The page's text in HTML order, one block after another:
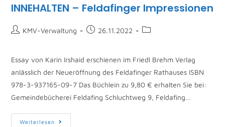
INNEHALTEN – Feldafinger Impressionen
KMV-Verwaltung 26.11.2022
Essay von Karin Irshaid erschienen im Friedl Brehm Verlag
anlässlich der Neueröffnung des Feldafinger Rathauses ISBN
978-3-937165-09-7 Das Büchlein zu 9,80 € erhalten Sie bei:
Gemeindebücherei Feldafing Schluchtweg 9, Feldafing…
Weiterlesen